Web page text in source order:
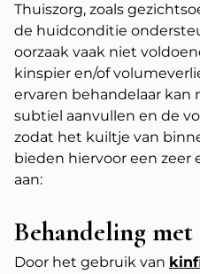
Thuiszorg, zoals
de huidconditie
oorzaak vaak niet
kinspier en/of
ervaren behandelaar kan
subtiel aanvullen en de
zodat het kuiltje van
bieden hiervoor een
aan:
Behandeling
Door het gebruik van